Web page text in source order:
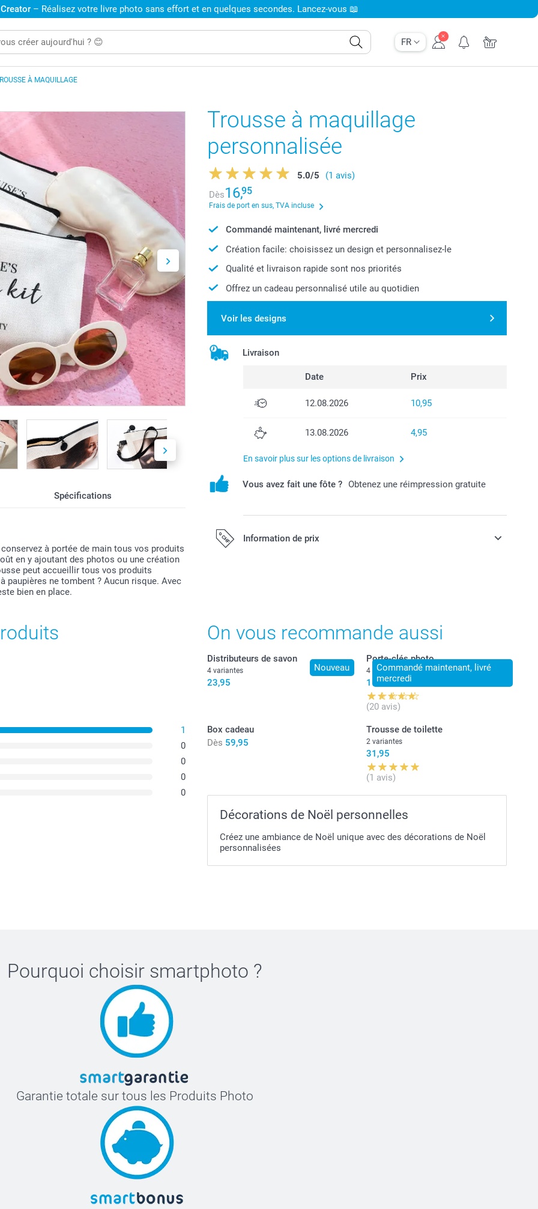
FR
– Réalisez votre livre photo sans effort et en quelques secondes. Lancez-vous 📖
À MAQUILLAGE
Spécifications
à portée de main tous vos produits
en y ajoutant des photos ou une création
peut accueillir tous vos produits
paupières ne tombent ? Aucun risque. Avec
bien en place.
Trousse à maquillage
personnalisée
5.0/5
(1 avis)
Dès16,95
Frais de port en sus, TVA incluse
Commandé maintenant, livré mercredi
Création facile: choisissez un design et personnalisez-le
Qualité et livraison rapide sont nos priorités
Offrez un cadeau personnalisé utile au quotidien
Voir les designs
Livraison
Date Prix
12.08.2026 10,95
13.08.2026 4,95
En savoir plus sur les options de livraison
Vous avez fait une fôte ? Obtenez une réimpression gratuite
Information de prix
1
0
0
0
0
On vous recommande aussi
Nouveau
Distributeurs de savon
4 variantes
23,95
Commandé maintenant, livré
mercredi
Porte-clés photo
4 variantes
11,95
(20 avis)
Box cadeau
Dès 59,95
Trousse de toilette
2 variantes
31,95
(1 avis)
Décorations de Noël personnelles
Créez une ambiance de Noël unique avec des décorations de Noël
personnalisées
Pourquoi choisir smartphoto ?
Garantie totale sur tous les Produits Photo